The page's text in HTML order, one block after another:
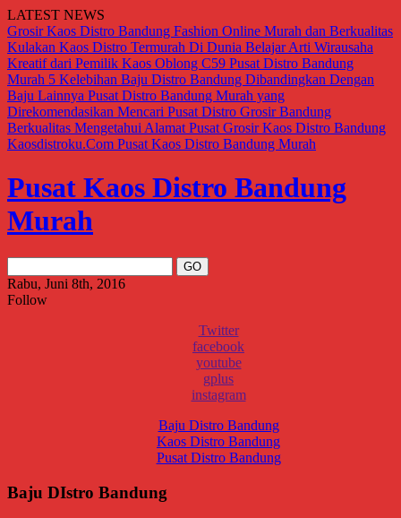
LATEST NEWS
Grosir Kaos Distro Bandung Fashion Online Murah dan Berkualitas
Kulakan Kaos Distro Termurah Di Dunia Belajar Arti Wirausaha
Kreatif dari Pemilik Kaos Oblong C59 Pusat Distro Bandung
Murah 5 Kelebihan Baju Distro Bandung Dibandingkan Dengan
Baju Lainnya Pusat Distro Bandung Murah yang
Direkomendasikan Mencari Pusat Distro Grosir Bandung
Berkualitas Mengetahui Alamat Pusat Grosir Kaos Distro Bandung
Kaosdistroku.Com Pusat Kaos Distro Bandung Murah
Pusat Kaos Distro Bandung
Murah
Rabu, Juni 8th, 2016
Follow
Twitter
facebook
youtube
gplus
instagram
Baju Distro Bandung
Kaos Distro Bandung
Pusat Distro Bandung
Baju DIstro Bandung